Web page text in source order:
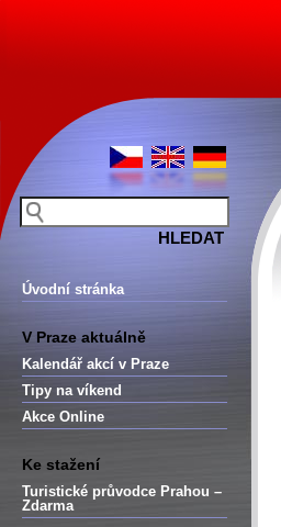
Úvodní stránka
V Praze aktuálně
Kalendář akcí v Praze
Tipy na víkend
Akce Online
Ke stažení
Turistické průvodce Prahou –
Zdarma